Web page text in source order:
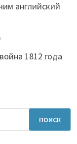
английский
1812 года